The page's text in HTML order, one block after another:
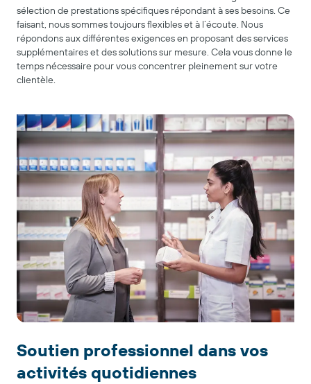
sélection de prestations spécifiques répondant à ses besoins. Ce
faisant, nous sommes toujours flexibles et à l’écoute. Nous
répondons aux différentes exigences en proposant des services
supplémentaires et des solutions sur mesure. Cela vous donne le
temps nécessaire pour vous concentrer pleinement sur votre
clientèle.
Soutien professionnel dans vos
activités quotidiennes